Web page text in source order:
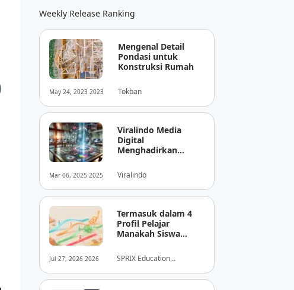
Weekly Release Ranking
May 24, 2023 2023
Mengenal Detail
Pondasi untuk
Konstruksi Rumah
Tokban
Mar 06, 2025 2025
Viralindo Media
Digital
Menghadirkan
Dunia Media Digital
Indonesia
Viralindo
Jul 27, 2026 2026
Termasuk dalam 4
Profil Pelajar
Manakah Siswa
Perilaku
Tersembunyi Saat
Ujian Melalui Data
Digital
SPRIX Education